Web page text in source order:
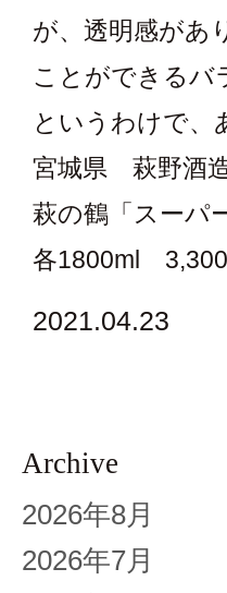
が、透明感があ
ことができるバ
というわけで、
宮城県 萩野酒
萩の鶴「スーパ
各1800ml
2021.04.23
Archive
2026年8月
2026年7月